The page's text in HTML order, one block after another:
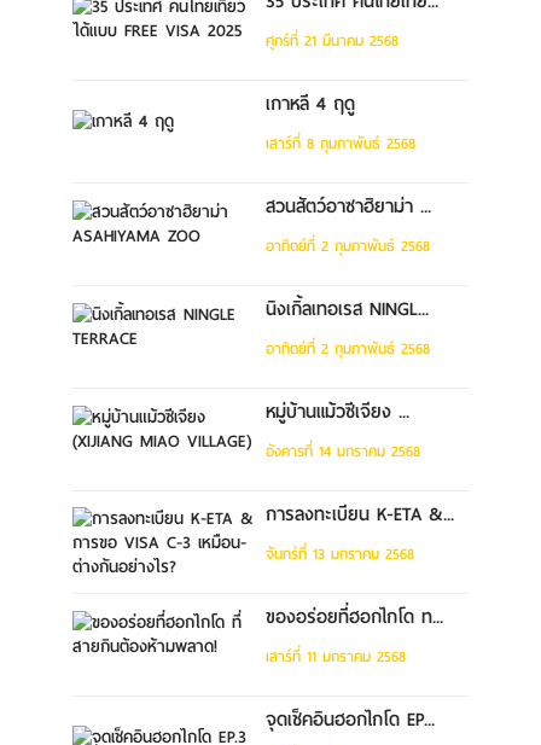
ศุกร์ที่ 21 มีนาคม 2568
เกาหลี 4 ฤดู
เสาร์ที่ 8 กุมภาพันธ์ 2568
สวนสัตว์อาซาฮิยาม่า ...
อาทิตย์ที่ 2 กุมภาพันธ์ 2568
นิงเกิ้ลเทอเรส NINGL...
อาทิตย์ที่ 2 กุมภาพันธ์ 2568
หมู่บ้านแม้วซีเจียง ...
อังคารที่ 14 มกราคม 2568
การลงทะเบียน K-ETA &...
จันทร์ที่ 13 มกราคม 2568
ของอร่อยที่ฮอกไกโด ท...
เสาร์ที่ 11 มกราคม 2568
จุดเช็คอินฮอกไกโด EP...